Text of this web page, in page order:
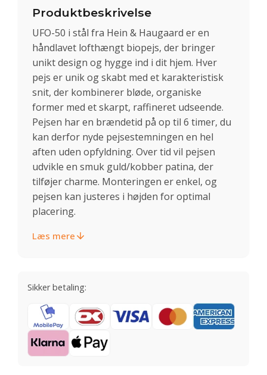
Produktbeskrivelse
UFO-50 i stål fra Hein & Haugaard er en
håndlavet lofthængt biopejs, der bringer
unikt design og hygge ind i dit hjem. Hver
pejs er unik og skabt med et karakteristisk
snit, der kombinerer bløde, organiske
former med et skarpt, raffineret udseende.
Pejsen har en brændetid på op til 6 timer, du
kan derfor nyde pejsestemningen en hel
aften uden opfyldning. Over tid vil pejsen
udvikle en smuk guld/kobber patina, der
tilføjer charme. Monteringen er enkel, og
pejsen kan justeres i højden for optimal
placering.
Læs mere
Sikker betaling: